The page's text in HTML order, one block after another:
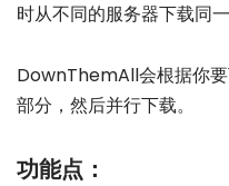
时从不同的服务器下载同一
DownThemAll会根据你
部分，然后并行下载。
功能点：